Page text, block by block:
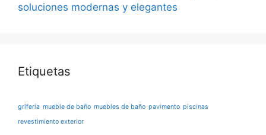
soluciones modernas y elegantes
Etiquetas
grifería mueble de baño muebles de baño pavimento piscinas
revestimiento exterior